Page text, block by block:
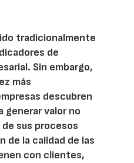
tradicionalmente
de
Sin embargo,
más
descubren
generar valor no
sus procesos
de la calidad de las
con clientes,